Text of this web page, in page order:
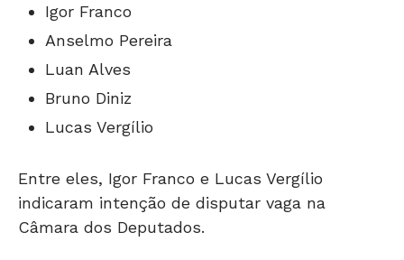
Igor Franco
Anselmo Pereira
Luan Alves
Bruno Diniz
Lucas Vergílio
Entre eles, Igor Franco e Lucas Vergílio
indicaram intenção de disputar vaga na
Câmara dos Deputados.